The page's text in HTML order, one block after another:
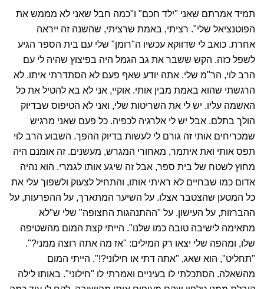
הפוטנציאל שלי". רציתי, באמת שרציתי, שהשנה זה ייראה
אחרת. כואב לי שדווקא עכשיו ה"רומן" שלי עם בית הספר הגיע
לשפל כזה. הקש ששבר את גב הגמל היה בפיצוץ שהיה לי עם
הרב לוי, הר"מ שלי. אתה יודע שאף פעם לא הסתדרתי איתו. לא
הרגשתי שהוא באמת מבין אותי. אוקיי, אני לא בא להטיל את כל
האשמה עליו. יש לי את השריטות שלי, ואני לא הטיפוס שבדיוק
הולך בתלם. אבל יש לי אלרגיה לכפיה. כל פעם שאני מרגיש
שמכריחים אותי זה גורם לי לעשות בדיוק ההפך. השבוע הרב לוי
תפס אותי ואת איתמר, מאחורי המגרש, מעשנים. זה אומנם היה
מחוץ לשטח של בית ספר, אבל זה שיגע אותו לגמרי. הוא נהיה
אדום כמו שבחיים לא ראיתי אותו, והתחיל לצעוק ולשפוך עלי את
כל המטען שהצטבר אצלו. על השיער המתארך, על ההפרעות, על
ההברזות, על העישון. על "ההתנהגות החצופה" שלי ש"לא
מתאימה לישיבה טובה כמו שלנו". הייתי קצת המום מהשטיפה
שלו, ומהפה שלי יצאו רק המילים: "אז מה אתה רוצה ממני?".
"תחליט", הוא שאג, "אתה דתי או חילוני?!". הייתי המום
מהשאלה. הסתכלתי לו בעיניים ואמרתי לו "חילוני". באותו לילה
קיבלת ממנו טלפון שהם מעיפים אותי מהישיבה. לקח לי עוד כמה